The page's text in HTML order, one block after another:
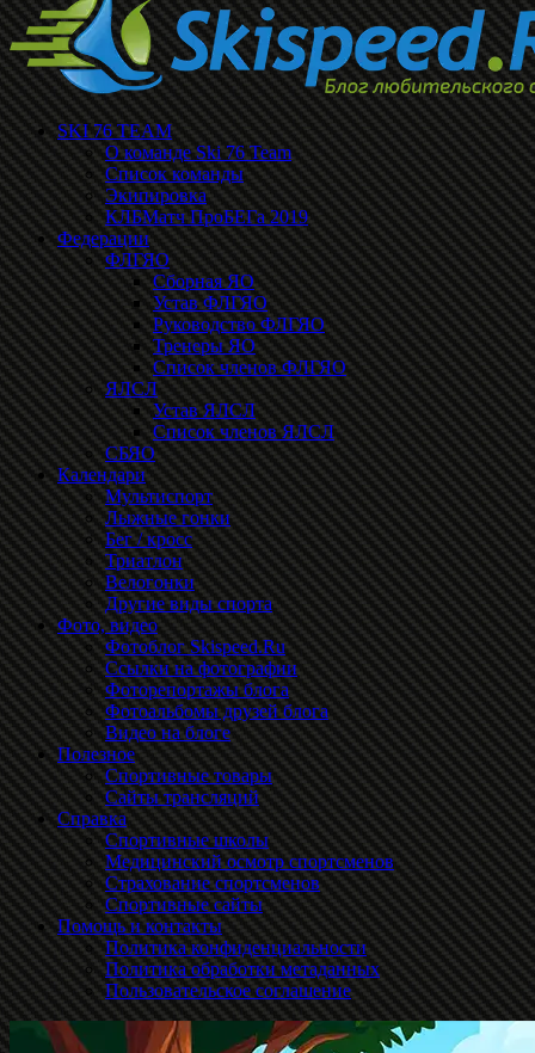
SKI 76 TEAM
О команде Ski 76 Team
Список команды
Экипировка
КЛБМатч ПроБЕГа 2019
Федерации
ФЛГЯО
Сборная ЯО
Устав ФЛГЯО
Руководство ФЛГЯО
Тренеры ЯО
Список членов ФЛГЯО
ЯЛСЛ
Устав ЯЛСЛ
Список членов ЯЛСЛ
СБЯО
Календари
Мультиспорт
Лыжные гонки
Бег / кросс
Триатлон
Велогонки
Другие виды спорта
Фото, видео
Фотоблог Skispeed.Ru
Ссылки на фотографии
Фоторепортажы блога
Фотоальбомы друзей блога
Видео на блоге
Полезное
Спортивные товары
Сайты трансляций
Справка
Спортивные школы
Медицинский осмотр спортсменов
Страхование спортсменов
Спортивные сайты
Помощь и контакты
Политика конфиденциальности
Политика обработки метаданных
Пользовательское соглашение